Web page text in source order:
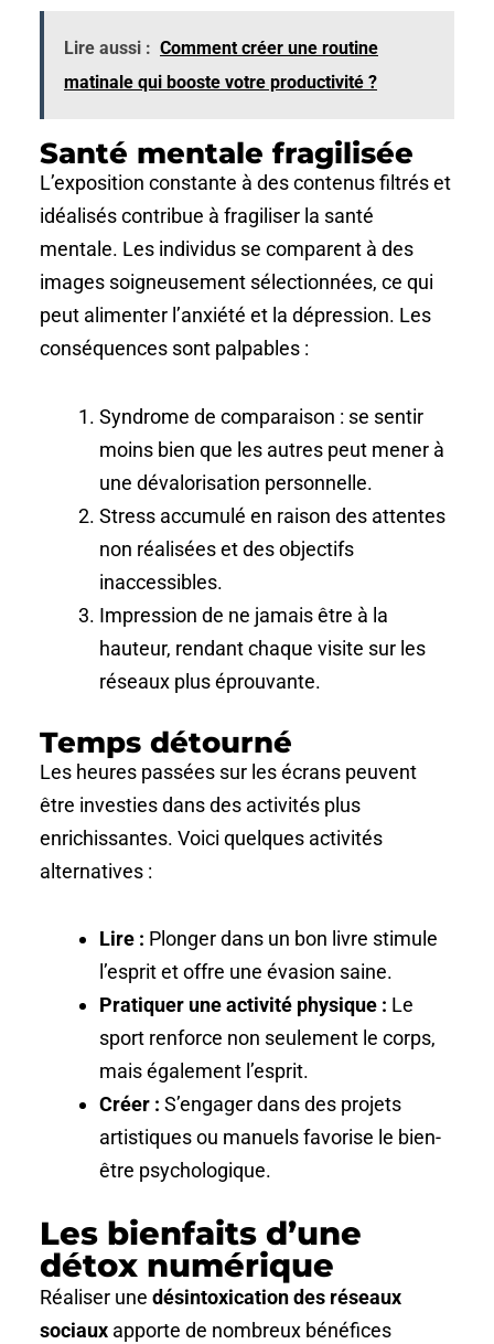
Lire aussi : Comment créer une routine
matinale qui booste votre productivité ?
Santé mentale fragilisée
L’exposition constante à des contenus filtrés et
idéalisés contribue à fragiliser la santé
mentale. Les individus se comparent à des
images soigneusement sélectionnées, ce qui
peut alimenter l’anxiété et la dépression. Les
conséquences sont palpables :
Syndrome de comparaison : se sentir
moins bien que les autres peut mener à
une dévalorisation personnelle.
Stress accumulé en raison des attentes
non réalisées et des objectifs
inaccessibles.
Impression de ne jamais être à la
hauteur, rendant chaque visite sur les
réseaux plus éprouvante.
Temps détourné
Les heures passées sur les écrans peuvent
être investies dans des activités plus
enrichissantes. Voici quelques activités
alternatives :
Lire : Plonger dans un bon livre stimule
l’esprit et offre une évasion saine.
Pratiquer une activité physique : Le
sport renforce non seulement le corps,
mais également l’esprit.
Créer : S’engager dans des projets
artistiques ou manuels favorise le bien-
être psychologique.
Les bienfaits d’une
détox numérique
Réaliser une désintoxication des réseaux
sociaux apporte de nombreux bénéfices